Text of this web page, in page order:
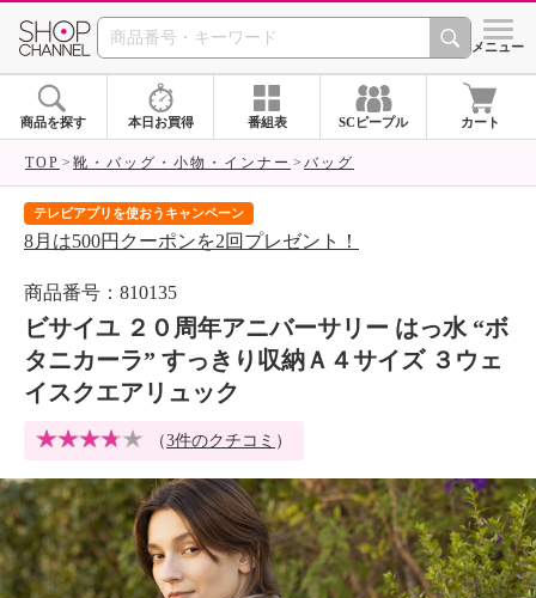
SHOP CHANNEL シメニュー
商品を探す 本日お買得 番組表 SCピープル カート
TOP 靴・バッグ・小物・インナー バッグ
テレビアプリを使おうキャンペーン
8月は500円クーポンを2回プレゼント！
商品番号：810135
ビサイユ ２０周年アニバーサリー はっ水 “ボ
タニカーラ” すっきり収納Ａ４サイズ ３ウェ
イスクエアリュック
（3件のクチコミ ）